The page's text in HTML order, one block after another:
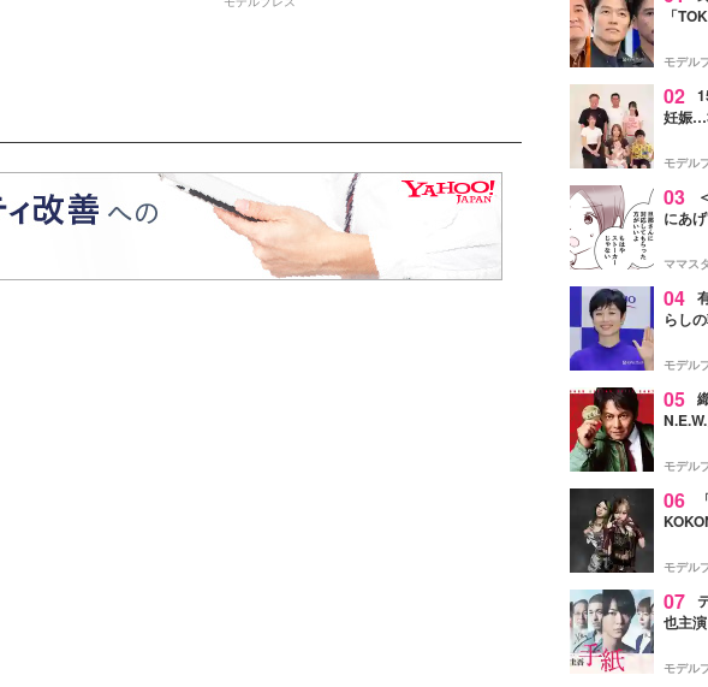
ちでいっぱいです」【全文】
「
最大の
モデル
02
妊娠
よ！」
モデル
03
にあ
ママス
04
らし
そう」
モデル
05
徴する
モデル
06
リリ
モデル
07
也主
モデル